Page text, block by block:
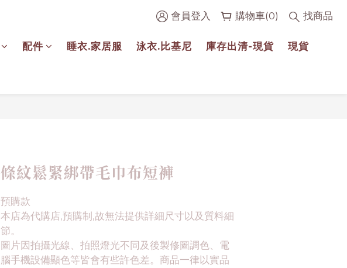
會員登入 購物車(0) 找商品
配件 睡衣.家居服 泳衣.比基尼 庫存出清-現貨 現貨
條紋鬆緊綁帶毛巾布短褲
預購款
本店為代購店,預購制,故無法提供詳細尺寸以及質料細
節。
圖片因拍攝光線、拍照燈光不同及後製修圖調色、電
腦手機設備顯色等皆會有些許色差。商品一律以實品